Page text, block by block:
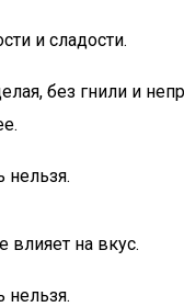
и сладости.
без гнили и
нельзя.
влияет на вкус.
нельзя.